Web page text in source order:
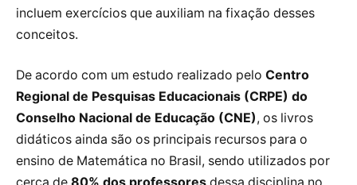
incluem exercícios que auxiliam na fixação desses
conceitos.
De acordo com um estudo realizado pelo Centro
Regional de Pesquisas Educacionais (CRPE) do
Conselho Nacional de Educação (CNE), os livros
didáticos ainda são os principais recursos para o
ensino de Matemática no Brasil, sendo utilizados por